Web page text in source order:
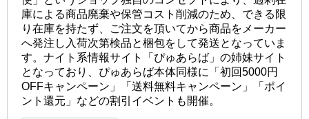
庫による商品廃棄や保管コスト削減のため、できる限
り在庫を持たず、ご注文を頂いてから商品をメーカー
へ発注し入荷次第検品と梱包をして発送となっていま
す。ナイト系情報サイト「ぴゅあらば」の姉妹サイト
となっており、ぴゅあらば本体同様に「初回5000円
OFFキャンペーン」「送料無料キャンペーン」「ポイ
ント還元」などの割引イベントも開催。